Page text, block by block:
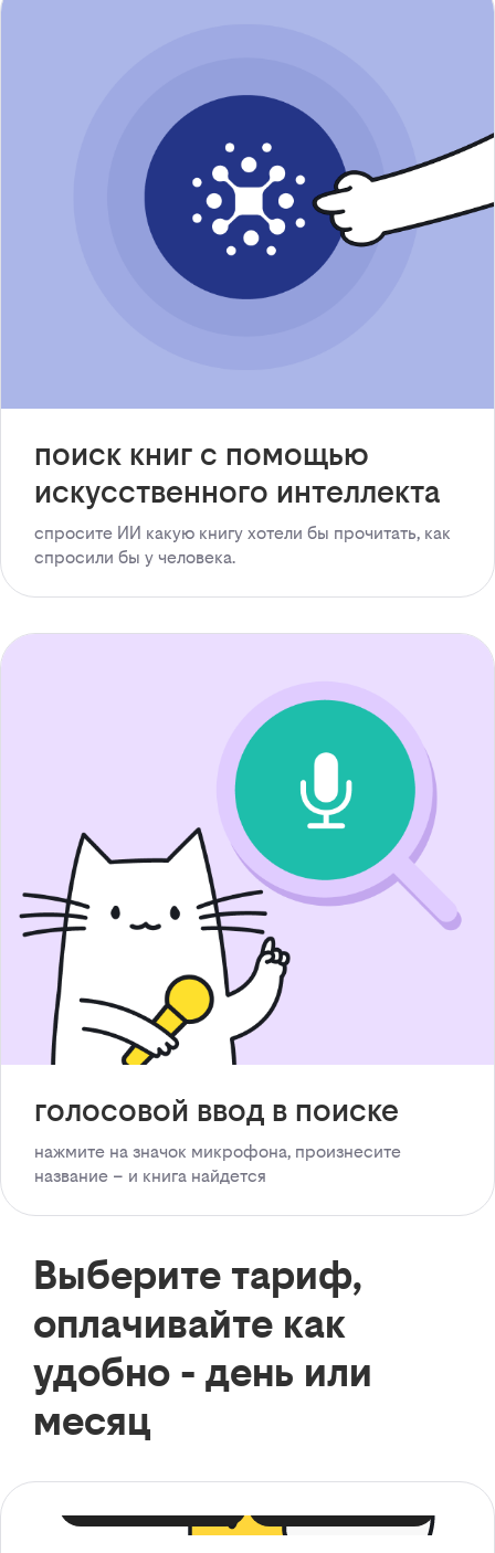
поиск книг с помощью
искусственного интеллекта
спросите ИИ какую книгу хотели бы прочитать, как
спросили бы у человека.
голосовой ввод в поиске
нажмите на значок микрофона, произнесите
название – и книга найдется
Выберите тариф,
оплачивайте как
удобно - день или
месяц